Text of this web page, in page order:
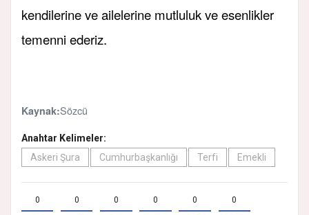
kendilerine ve ailelerine mutluluk ve esenlikler
temenni ederiz.
Kaynak:Sözcü
Anahtar Kelimeler:
Askeri Şura
Cumhurbaşkanlığı Terfi Emekli
0 0 0 0 0 0